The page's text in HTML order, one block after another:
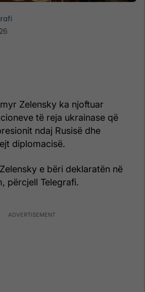
Zelensky ka njoftuar
të reja ukrainase që
ndaj Rusisë dhe
diplomacisë.
e bëri deklaratën në
përcjell Telegrafi.